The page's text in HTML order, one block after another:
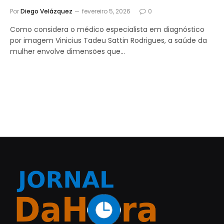
PorDiego Velázquez fevereiro 5, 2026 0
Como considera o médico especialista em diagnóstico
por imagem Vinicius Tadeu Sattin Rodrigues, a saúde da
mulher envolve dimensões que…